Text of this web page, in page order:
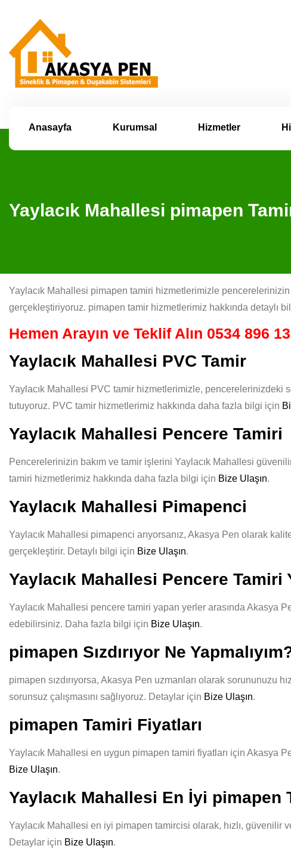
Anasayfa Kurumsal Hizmetler
Yaylacık Mahallesi pimapen
Yaylacık Mahallesi pimapen tamiri hizmetlerimizle
gerçekleştiriyoruz. pimapen tamir hizmetlerimiz hakkında detaylı
Hemen Arayın ve Teklif Alın 0534 896
Yaylacık Mahallesi PVC Tamir
Yaylacık Mahallesi PVC tamir hizmetlerimizle, pencerelerinizdeki
tutuyoruz. PVC tamir hizmetlerimiz hakkında daha fazla bilgi için
Yaylacık Mahallesi Pencere Tamiri
Pencerelerinizin bakım ve tamir işlerini Yaylacık Mahallesi
tamiri hizmetlerimiz hakkında daha fazla bilgi için Bize Ulaşın.
Yaylacık Mahallesi Pimapenci
Yaylacık Mahallesi pimapenci arıyorsanız, Akasya Pen olarak
gerçekleştirir. Detaylı bilgi için Bize Ulaşın.
Yaylacık Mahallesi Pencere Tamiri
Yaylacık Mahallesi pencere tamiri yapan yerler arasında Akasya
edebilirsiniz. Daha fazla bilgi için Bize Ulaşın.
pimapen Sızdırıyor Ne
pimapen sızdırıyorsa, Akasya Pen uzmanları olarak sorununuzu
sorunsuz çalışmasını sağlıyoruz. Detaylar için Bize Ulaşın.
pimapen Tamiri Fiyatları
Yaylacık Mahallesi en uygun pimapen tamiri fiyatları için Akasya
Bize Ulaşın.
Yaylacık Mahallesi En İyi pimapen
Yaylacık Mahallesi en iyi pimapen tamircisi olarak, hızlı, güvenilir
Detaylar için Bize Ulaşın.